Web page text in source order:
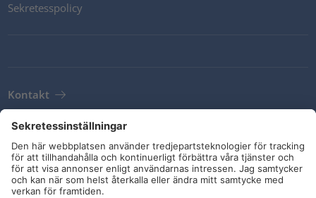
Sekretesspolicy
Kontakt
Leveransvillkor
Riktlinjer och åtaganden